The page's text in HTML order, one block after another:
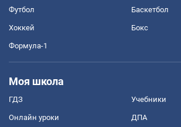
Футбол Баскетбол
Хоккей Бокс
Формула-1
Моя школа
ГДЗ Учебники
Онлайн уроки ДПА